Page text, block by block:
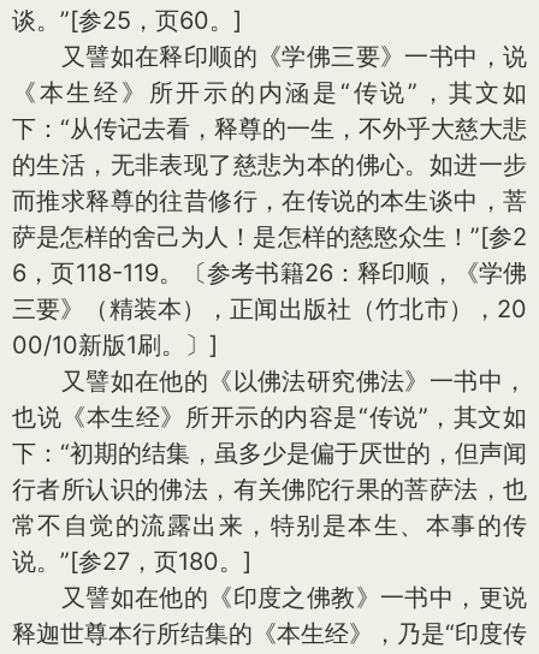
谈。”[参25，页60。]
又譬如在释印顺的《学佛三要》一书中，说
《本生经》所开示的内涵是“传说”，其文如
下：“从传记去看，释尊的一生，不外乎大慈大悲
的生活，无非表现了慈悲为本的佛心。如进一步
而推求释尊的往昔修行，在传说的本生谈中，菩
萨是怎样的舍己为人！是怎样的慈愍众生！”[参2
6，页118-119。〔参考书籍26：释印顺，《学佛
三要》（精装本），正闻出版社（竹北市），20
00/10新版1刷。〕]
又譬如在他的《以佛法研究佛法》一书中，
也说《本生经》所开示的内容是“传说”，其文如
下：“初期的结集，虽多少是偏于厌世的，但声闻
行者所认识的佛法，有关佛陀行果的菩萨法，也
常不自觉的流露出来，特别是本生、本事的传
说。”[参27，页180。]
又譬如在他的《印度之佛教》一书中，更说
释迦世尊本行所结集的《本生经》，乃是“印度传